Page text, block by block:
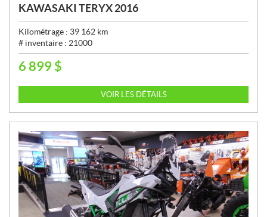
KAWASAKI TERYX 2016
Kilométrage : 39 162 km
# inventaire : 21000
P
X
:
6 899 $
VOIR LES DÉTAILS